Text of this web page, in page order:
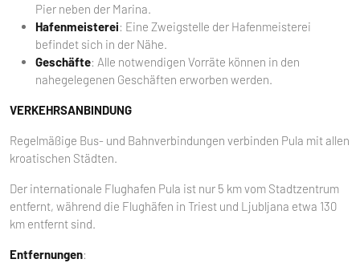
Pier neben der Marina.
Hafenmeisterei: Eine Zweigstelle der Hafenmeisterei
befindet sich in der Nähe.
Geschäfte: Alle notwendigen Vorräte können in den
nahegelegenen Geschäften erworben werden.
VERKEHRSANBINDUNG
Regelmäßige Bus- und Bahnverbindungen verbinden Pula mit allen
kroatischen Städten.
Der internationale Flughafen Pula ist nur 5 km vom Stadtzentrum
entfernt, während die Flughäfen in Triest und Ljubljana etwa 130
km entfernt sind.
Entfernungen: